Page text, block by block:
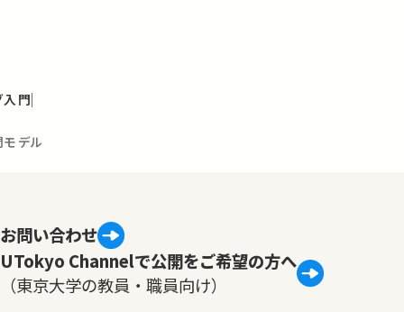
入門
デル
お問い合わせ
UTokyo Channelで公開をご希望の方へ
（東京大学の教員・職員向け）